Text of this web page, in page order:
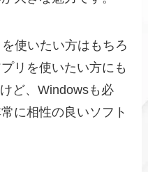
使いたい方はもちろ
リを使いたい方にも
ど、Windowsも必
に相性の良いソフト